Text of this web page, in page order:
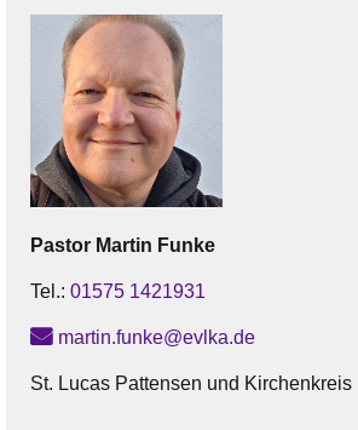
Pastor Martin Funke
Tel.: 01575 1421931
martin.funke@evlka.de
St. Lucas Pattensen und